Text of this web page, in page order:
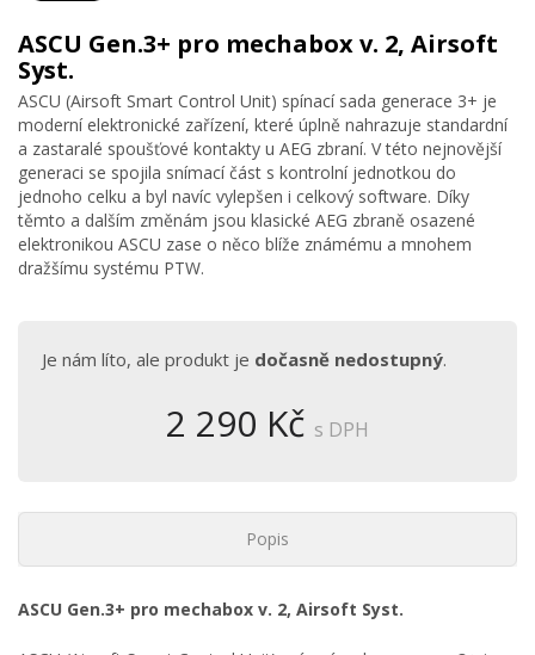
ASCU Gen.3+ pro mechabox v. 2, Airsoft
Syst.
ASCU (Airsoft Smart Control Unit) spínací sada generace 3+ je
moderní elektronické zařízení, které úplně nahrazuje standardní
a zastaralé spoušťové kontakty u AEG zbraní. V této nejnovější
generaci se spojila snímací část s kontrolní jednotkou do
jednoho celku a byl navíc vylepšen i celkový software. Díky
těmto a dalším změnám jsou klasické AEG zbraně osazené
elektronikou ASCU zase o něco blíže známému a mnohem
dražšímu systému PTW.
Je nám líto, ale produkt je dočasně nedostupný.
2 290 Kč s DPH
Popis
ASCU Gen.3+ pro mechabox v. 2, Airsoft Syst.